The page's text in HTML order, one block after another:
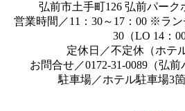
弘前市土手町126 弘前パーク
営業時間／11：30～17：00 ※ラン
30（LO 14：00
定休日／不定休（ホテ
お問合せ／0172-31-0089（弘前
駐車場／ホテル駐車場3